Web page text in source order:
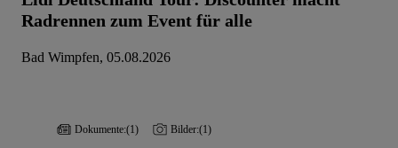
Radrennen zum Event für alle
Bad Wimpfen, 05.08.2026
Dokumente:(1) Bilder:(1)
Liste der Partner (Lieferanten)